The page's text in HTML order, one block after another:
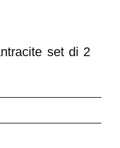
set di 2